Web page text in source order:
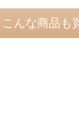
んな商品も